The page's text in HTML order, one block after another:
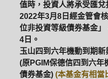
值時，投資人將承受匯
2022年3月8日經金管會
位非投資等級債券基金
4日。
玉山四到六年機動到期
(原PGIM保德信四到六年
債券基金) (本基金有相當